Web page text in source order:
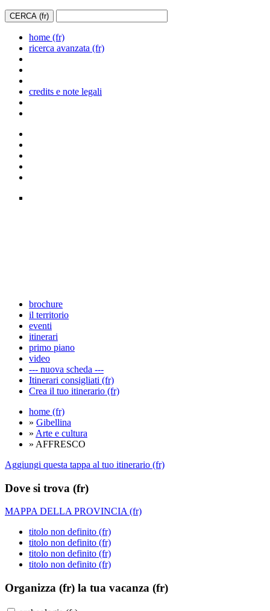
home (fr)
ricerca avanzata (fr)
credits e note legali
brochure
il territorio
eventi
itinerari
primo piano
video
--- nuova scheda ---
Itinerari consigliati (fr)
Crea il tuo itinerario (fr)
home (fr)
» Gibellina
» Arte e cultura
» AFFRESCO
Aggiungi questa tappa al tuo itinerario (fr)
Dove si trova (fr)
MAPPA DELLA PROVINCIA (fr)
titolo non definito (fr)
titolo non definito (fr)
titolo non definito (fr)
titolo non definito (fr)
Organizza (fr) la tua vacanza (fr)